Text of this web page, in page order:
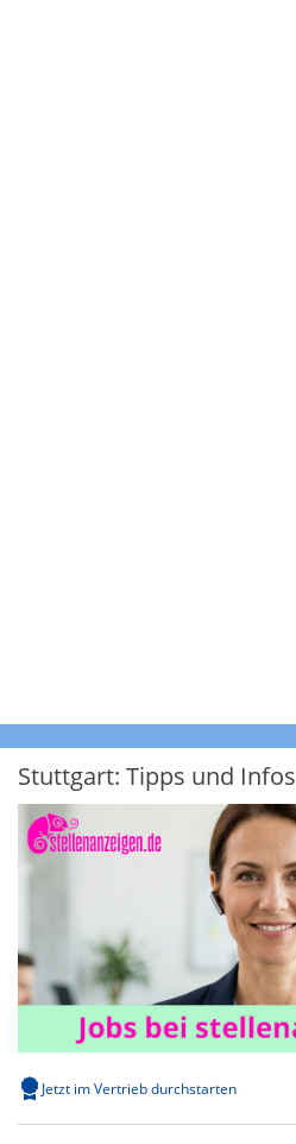
Stuttgart: Tipps und Infos
Jetzt im Vertrieb durchstarten